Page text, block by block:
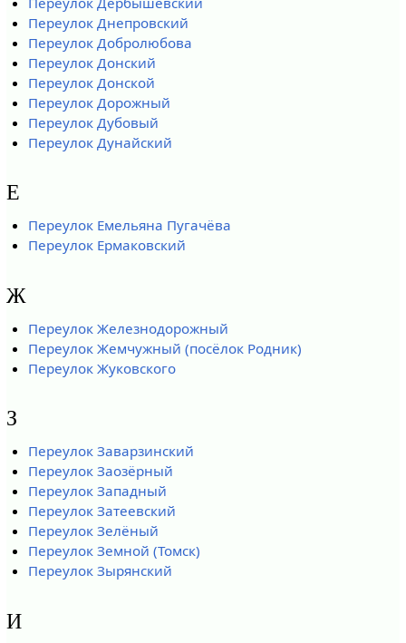
Переулок Днепровский
Переулок Добролюбова
Переулок Донский
Переулок Донской
Переулок Дорожный
Переулок Дубовый
Переулок Дунайский
Е
Переулок Емельяна Пугачёва
Переулок Ермаковский
Ж
Переулок Железнодорожный
Переулок Жемчужный (посёлок Родник)
Переулок Жуковского
З
Переулок Заварзинский
Переулок Заозёрный
Переулок Западный
Переулок Затеевский
Переулок Зелёный
Переулок Земной (Томск)
Переулок Зырянский
И